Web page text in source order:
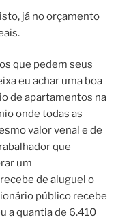
já no orçamento
que pedem seus
eu achar uma boa
de apartamentos na
onde todas as
valor venal e de
que
um
de aluguel o
público recebe
a quantia de 6.410